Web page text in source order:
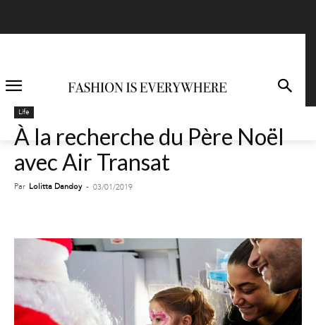
Life
À la recherche du Père Noël
avec Air Transat
Par Lolitta Dandoy - 03/01/2019